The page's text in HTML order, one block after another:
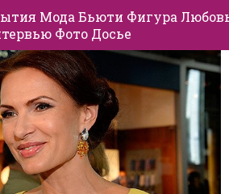
Мода Бьюти Фигура
Фото Досье